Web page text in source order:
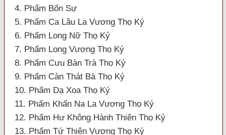
4. Phẩm Bốn Sự
5. Phẩm Ca Lâu La Vương Thọ Ký
6. Phẩm Long Nữ Thọ Ký
7. Phẩm Long Vương Thọ Ký
8. Phẩm Cưu Bàn Trà Thọ Ký
9. Phẩm Càn Thát Bà Thọ Ký
10. Phẩm Dạ Xoa Thọ Ký
11. Phẩm Khấn Na La Vương Thọ Ký
12. Phẩm Hư Không Hành Thiên Thọ Ký
13. Phẩm Tứ Thiên Vương Thọ Ký